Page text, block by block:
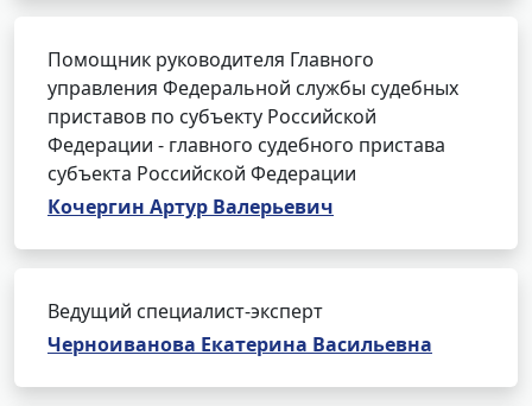
Помощник руководителя Главного
управления Федеральной службы судебных
приставов по субъекту Российской
Федерации - главного судебного пристава
субъекта Российской Федерации
Кочергин Артур Валерьевич
Ведущий специалист-эксперт
Черноиванова Екатерина Васильевна